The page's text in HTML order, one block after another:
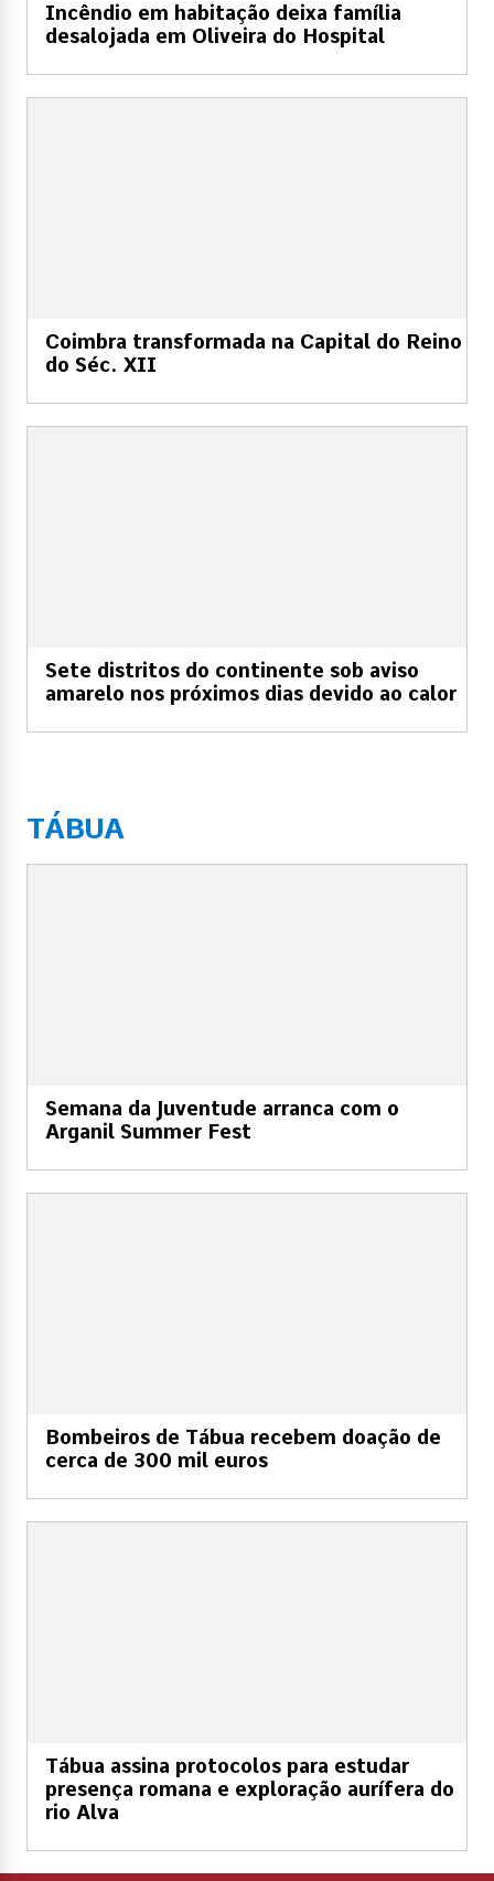
Incêndio em habitação deixa família
desalojada em Oliveira do Hospital
Coimbra transformada na Capital do Reino
do Séc. XII
Sete distritos do continente sob aviso
amarelo nos próximos dias devido ao calor
TÁBUA
Semana da Juventude arranca com o
Arganil Summer Fest
Bombeiros de Tábua recebem doação de
cerca de 300 mil euros
Tábua assina protocolos para estudar
presença romana e exploração aurífera do
rio Alva